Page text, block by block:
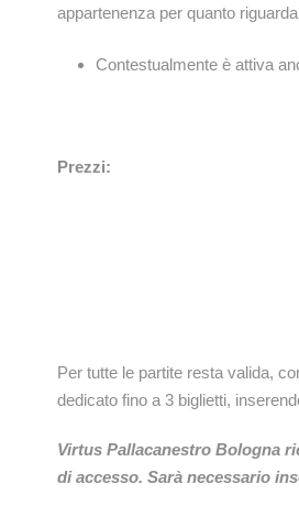
appartenenza per quanto
Contestualmente è attiva
Prezzi:
Per tutte le partite resta valida,
dedicato fino a 3 biglietti,
Virtus Pallacanestro Bologna
di accesso. Sarà necessario